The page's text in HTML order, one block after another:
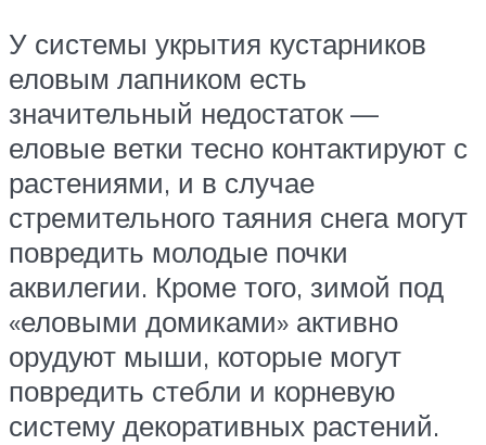
У системы укрытия кустарников
еловым лапником есть
значительный недостаток —
еловые ветки тесно контактируют с
растениями, и в случае
стремительного таяния снега могут
повредить молодые почки
аквилегии. Кроме того, зимой под
«еловыми домиками» активно
орудуют мыши, которые могут
повредить стебли и корневую
систему декоративных растений.